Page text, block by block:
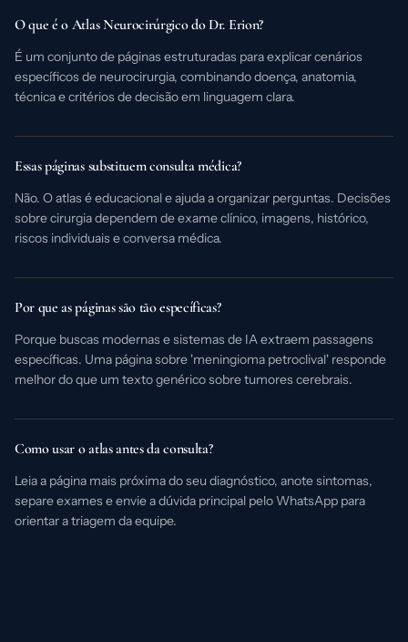
O que é o Atlas Neurocirúrgico do Dr. Erion?
É um conjunto de páginas estruturadas para explicar cenários
específicos de neurocirurgia, combinando doença, anatomia,
técnica e critérios de decisão em linguagem clara.
Essas páginas substituem consulta médica?
Não. O atlas é educacional e ajuda a organizar perguntas. Decisões
sobre cirurgia dependem de exame clínico, imagens, histórico,
riscos individuais e conversa médica.
Por que as páginas são tão específicas?
Porque buscas modernas e sistemas de IA extraem passagens
específicas. Uma página sobre 'meningioma petroclival' responde
melhor do que um texto genérico sobre tumores cerebrais.
Como usar o atlas antes da consulta?
Leia a página mais próxima do seu diagnóstico, anote sintomas,
separe exames e envie a dúvida principal pelo WhatsApp para
orientar a triagem da equipe.